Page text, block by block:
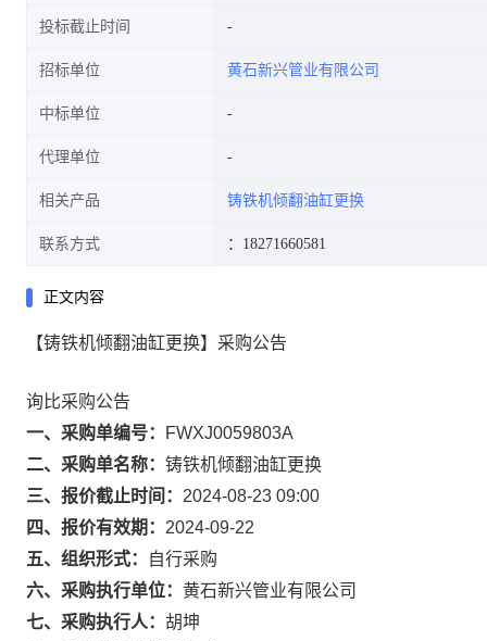
投标截止时间
招标单位 黄石新兴管业有限公司
中标单位
代理单位
相关产品 铸铁机倾翻油缸更换
联系方式 ：18271660581
正文内容
【铸铁机倾翻油缸更换】采购公告
询比采购公告
一、采购单编号：
FWXJ0059803A
二、采购单名称： 铸铁机倾翻油缸更换
三、报价截止时间： 2024-08-23 09:00
四、报价有效期： 2024-09-22
五、组织形式：
自行采购
六、采购执行单位： 黄石新兴管业有限公司
七、采购执行人： 胡坤